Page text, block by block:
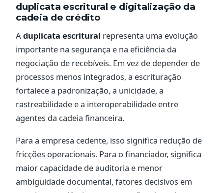
duplicata escritural e digitalização da
cadeia de crédito
Aduplicata escritural representa uma evolução
importante na segurança e na eficiência da
negociação de recebíveis. Em vez de depender de
processos menos integrados, a escrituração
fortalece a padronização, a unicidade, a
rastreabilidade e a interoperabilidade entre
agentes da cadeia financeira.
Para a empresa cedente, isso significa redução de
fricções operacionais. Para o financiador, significa
maior capacidade de auditoria e menor
ambiguidade documental, fatores decisivos em